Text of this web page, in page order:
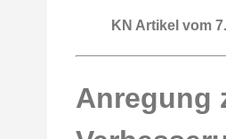
KN Artikel vom
Anregung